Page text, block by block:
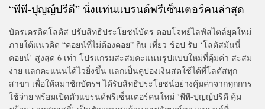
“พีพี-ปุญญ์ปรีดี” นั่งแท่นแบรนด์พรีเซ็นเตอร์คนล่าสุด
บัตรเครดิตโลตัส ปรับสิทธิประโยชน์บัตร ตอบโจทย์ไลฟ์สไตล์ยุคใหม่
ภายใต้แนวคิด “คอยน์ที่ไม่ต้องคอย” กิน เที่ยว ช้อป รับ ‘โลตัสมันนี่
คอยน์’ สูงสุด 6 เท่า โปรแกรมสะสมคะแนนรูปแบบใหม่ที่คุ้มค่า สะสม
ง่าย แลกคะแนนได้ไวยิ่งขึ้น แลกเป็นคูปองเงินสดใช้ได้ที่โลตัสทุก
สาขา เพื่อให้สมาชิกบัตรฯ ได้รับสิทธิประโยชน์อย่างคุ้มค่าจากทุกการ
ใช้จ่าย พร้อมเปิดตัวแบรนด์พรีเซ็นเตอร์คนใหม่ ‘พีพี-ปุญญ์ปรีดี คุ้ม